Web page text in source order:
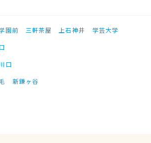
園前 三軒茶屋 上石神井
学芸大学
口
新鎌ヶ谷